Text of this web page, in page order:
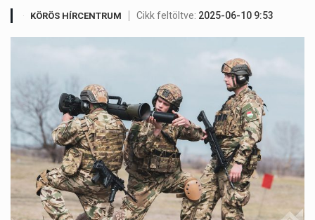
KÖRÖS HÍRCENTRUM Cikk feltöltve: 2025-06-10 9:53